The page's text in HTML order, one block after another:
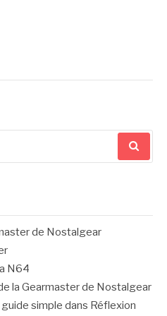
de Nostalgear
N64
la Gearmaster de Nostalgear
guide simple dans Réflexion